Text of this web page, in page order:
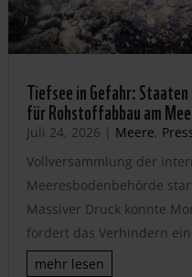
Tiefsee in Gefahr:
für Rohstoffabbau am
Juli 24, 2026 | Meere,
Vollversammlung der
Meeresbodenbehörde
Massiver Druck könnte
fordert das Verhindern
mehr lesen